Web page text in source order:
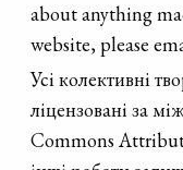
about anything
website, please
Усі колективні
ліцензовані за
Commons